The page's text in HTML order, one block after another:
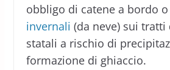
obbligo di catene a bordo o
invernali (da neve) sui tratti
statali a rischio di
formazione di ghiaccio.